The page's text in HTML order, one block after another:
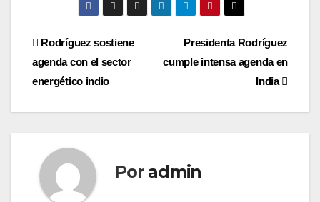
Navegación
de
entradas
Presidenta Rodríguez
cumple intensa agenda en
India
Rodríguez sostiene
agenda con el sector
energético indio
Por admin